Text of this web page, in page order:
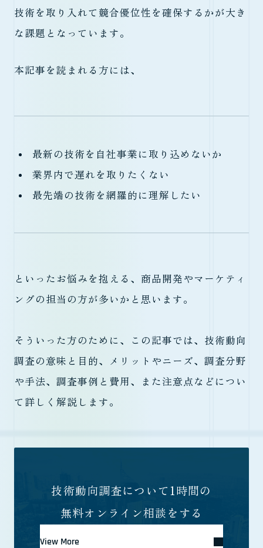
技術を取り入れて競合優位性を確保するかが大き
な課題となっています。
本記事を読まれる方には、
最新の技術を自社事業に取り込めないか
業界内で遅れを取りたくない
最先端の技術を網羅的に理解したい
といったお悩みを抱える、商品開発やマーケティ
ングの担当の方が多いかと思います。
そういった方のために、この記事では、技術動向
調査の意味と目的、メリットやニーズ、調査分野
や手法、調査事例と費用、また注意点などについ
て詳しく解説します。
技術動向調査について1時間の
無料オンライン相談をする
View More